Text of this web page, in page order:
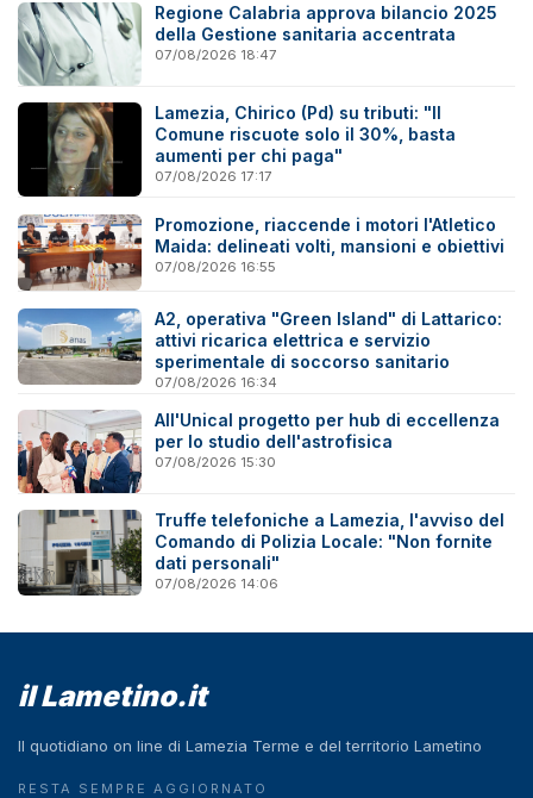
Regione Calabria approva bilancio 2025
della Gestione sanitaria accentrata
07/08/2026 18:47
Lamezia, Chirico (Pd) su tributi: "Il
Comune riscuote solo il 30%, basta
aumenti per chi paga"
07/08/2026 17:17
Promozione, riaccende i motori l'Atletico
Maida: delineati volti, mansioni e obiettivi
07/08/2026 16:55
A2, operativa "Green Island" di Lattarico:
attivi ricarica elettrica e servizio
sperimentale di soccorso sanitario
07/08/2026 16:34
All'Unical progetto per hub di eccellenza
per lo studio dell'astrofisica
07/08/2026 15:30
Truffe telefoniche a Lamezia, l'avviso del
Comando di Polizia Locale: "Non fornite
dati personali"
07/08/2026 14:06
il Lametino.it
Il quotidiano on line di Lamezia Terme e del territorio Lametino
RESTA SEMPRE AGGIORNATO